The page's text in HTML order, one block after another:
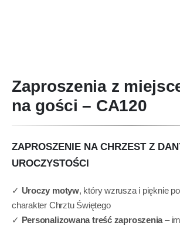
Zaproszenia z
na gości – CA120
ZAPROSZENIE NA CHRZEST Z
UROCZYSTOŚCI
✓ Uroczy motyw, który wzrusza i pięknie
charakter Chrztu Świętego
✓
Personalizowana treść zaproszenia–